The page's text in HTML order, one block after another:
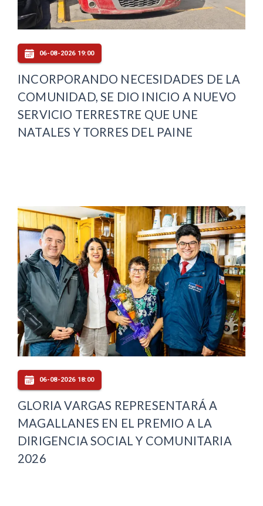
06-08-2026 19:00
INCORPORANDO NECESIDADES DE LA
COMUNIDAD, SE DIO INICIO A NUEVO
SERVICIO TERRESTRE QUE UNE
NATALES Y TORRES DEL PAINE
06-08-2026 18:00
GLORIA VARGAS REPRESENTARÁ A
MAGALLANES EN EL PREMIO A LA
DIRIGENCIA SOCIAL Y COMUNITARIA
2026